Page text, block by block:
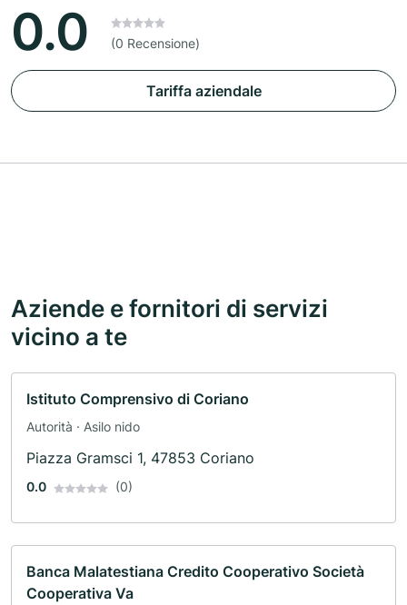
0.0 (0 Recensione)
Tariffa aziendale
Aziende e fornitori di servizi
vicino a te
Istituto Comprensivo di Coriano
Autorità · Asilo nido
Piazza Gramsci 1, 47853 Coriano
0.0 (0)
Banca Malatestiana Credito Cooperativo Società
Cooperativa Va